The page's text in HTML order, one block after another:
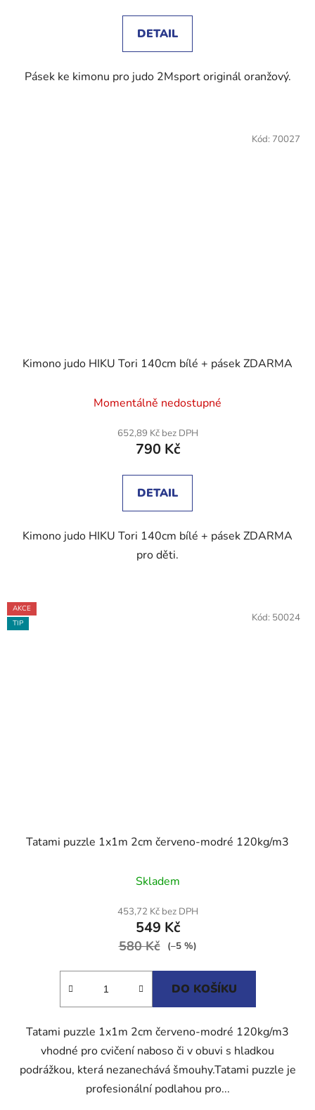
z
DETAIL
Pásek ke kimonu pro judo 2Msport originál oranžový.
Kimono judo HIKU Tori 140cm bílé + pásek ZDARMA
hodnocení
produktu
je
z
Momentálně nedostupné
652,89 Kč bez DPH
790 Kč
DETAIL
Kimono judo HIKU Tori 140cm bílé + pásek ZDARMA
pro děti.
Kód: 70027
AKCE
TIP
Tatami puzzle 1x1m 2cm červeno-modré 120kg/m3
hodnocení
produktu
je
5,0
Skladem
453,72 Kč bez DPH
549 Kč
580 Kč (–5 %)
DO KOŠÍKU
Tatami puzzle 1x1m 2cm červeno-modré 120kg/m3
vhodné pro cvičení naboso či v obuvi s hladkou
podrážkou, která nezanechává šmouhy.Tatami puzzle je
profesionální podlahou pro...
Kód: 50024